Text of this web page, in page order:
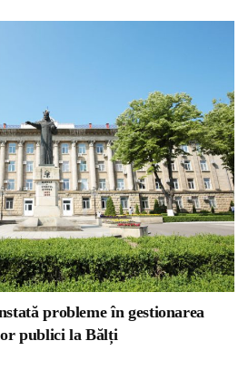
probleme în gestionarea
publici la Bălți